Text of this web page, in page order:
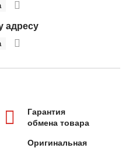
адресу
Гарантия
обмена товара
Оригинальная